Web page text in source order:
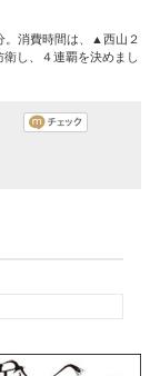
。消費時間は、▲西山２
し、４連覇を決めまし